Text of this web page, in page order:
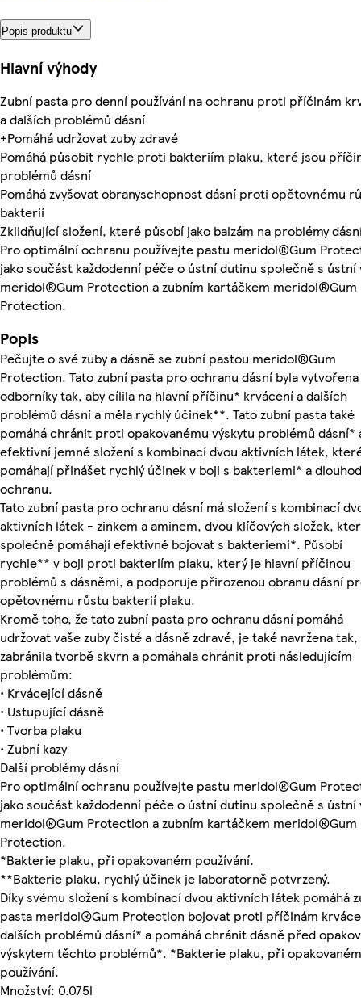
Popis produktu
Hlavní výhody
Zubní pasta pro denní používání na ochranu proti příčinám
a dalších problémů dásní
+Pomáhá udržovat zuby zdravé
Pomáhá působit rychle proti bakteriím plaku, které jsou
problémů dásní
Pomáhá zvyšovat obranyschopnost dásní proti opětovnému
bakterií
Zklidňující složení, které působí jako balzám na problémy
Pro optimální ochranu používejte pastu meridol®Gum
jako součást každodenní péče o ústní dutinu společně s ústní
meridol®Gum Protection a zubním kartáčkem meridol®Gum
Protection.
Popis
Pečujte o své zuby a dásně se zubní pastou meridol®Gum
Protection. Tato zubní pasta pro ochranu dásní byla vytvořena
odborníky tak, aby cílila na hlavní příčinu* krvácení a dalších
problémů dásní a měla rychlý účinek**. Tato zubní pasta také
pomáhá chránit proti opakovanému výskytu problémů dásní*
efektivní jemné složení s kombinací dvou aktivních látek,
pomáhají přinášet rychlý účinek v boji s bakteriemi* a
ochranu.
Tato zubní pasta pro ochranu dásní má složení s kombinací
aktivních látek - zinkem a aminem, dvou klíčových složek,
společně pomáhají efektivně bojovat s bakteriemi*. Působí
rychle** v boji proti bakteriím plaku, který je hlavní příčinou
problémů s dásněmi, a podporuje přirozenou obranu dásní
opětovnému růstu bakterií plaku.
Kromě toho, že tato zubní pasta pro ochranu dásní pomáhá
udržovat vaše zuby čisté a dásně zdravé, je také navržena tak,
zabránila tvorbě skvrn a pomáhala chránit proti následujícím
problémům:
• Krvácející dásně
• Ustupující dásně
• Tvorba plaku
• Zubní kazy
Další problémy dásní
Pro optimální ochranu používejte pastu meridol®Gum
jako součást každodenní péče o ústní dutinu společně s ústní
meridol®Gum Protection a zubním kartáčkem meridol®Gum
Protection.
*Bakterie plaku, při opakovaném používání.
**Bakterie plaku, rychlý účinek je laboratorně potvrzený.
Díky svému složení s kombinací dvou aktivních látek pomáhá
pasta meridol®Gum Protection bojovat proti příčinám
dalších problémů dásní* a pomáhá chránit dásně před
výskytem těchto problémů*. *Bakterie plaku, při opakovaném
používání.
Množství: 0.075l